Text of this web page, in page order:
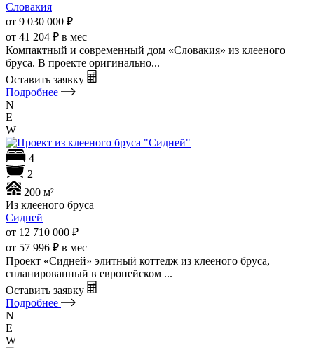
Словакия
от 9 030 000 ₽
от 41 204 ₽ в мес
Компактный и современный дом «Словакия» из клееного
бруса. В проекте оригинально...
Оставить заявку
Подробнее
N
E
W
4
2
200 м²
Из клееного бруса
Сидней
от 12 710 000 ₽
от 57 996 ₽ в мес
Проект «Сидней» элитный коттедж из клееного бруса,
спланированный в европейском ...
Оставить заявку
Подробнее
N
E
W